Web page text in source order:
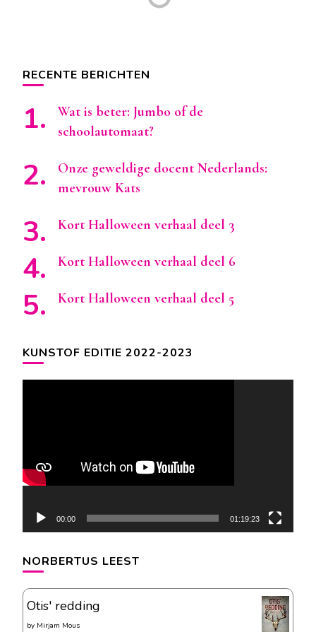
RECENTE BERICHTEN
Wat is beter: Jumbo of de
schoolautomaat?
Onze geweldige docent Nederlands:
mevrouw Kats
Kort Halloween verhaal deel 3
Kort Halloween verhaal deel 6
Kort Halloween verhaal deel 5
KUNSTOF EDITIE 2022-2023
00:00 01:19:23
NORBERTUS LEEST
Otis' redding
by Mirjam Mous